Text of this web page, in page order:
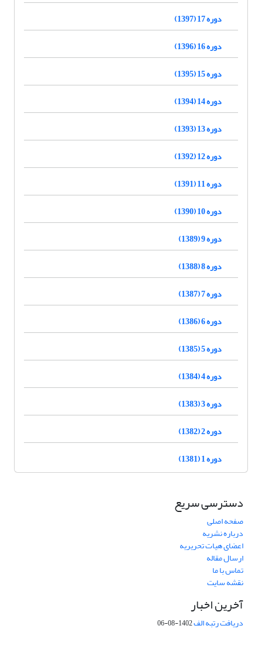
دوره 17 (1397)
دوره 16 (1396)
دوره 15 (1395)
دوره 14 (1394)
دوره 13 (1393)
دوره 12 (1392)
دوره 11 (1391)
دوره 10 (1390)
دوره 9 (1389)
دوره 8 (1388)
دوره 7 (1387)
دوره 6 (1386)
دوره 5 (1385)
دوره 4 (1384)
دوره 3 (1383)
دوره 2 (1382)
دوره 1 (1381)
دسترسی سریع
صفحه اصلی
درباره نشریه
اعضای هیات تحریریه
ارسال مقاله
تماس با ما
نقشه سایت
آخرین اخبار
دریافت رتبه الف1402-08-06